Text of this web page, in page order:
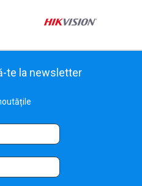
te la newsletter